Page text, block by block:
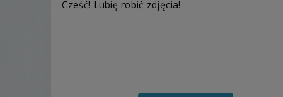
Cześć! Lubię robić zdjęcia!